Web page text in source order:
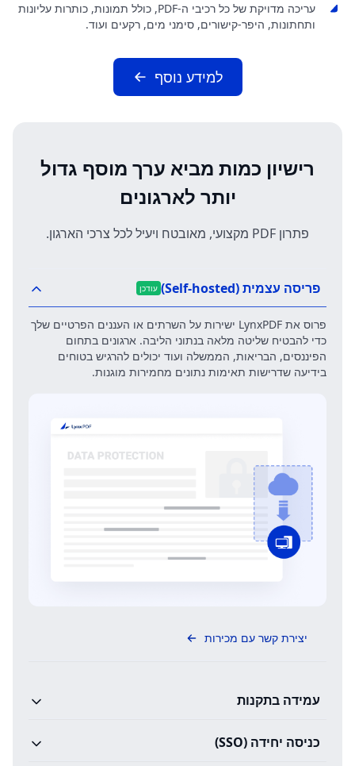
עריכה מדויקת של כל רכיבי ה-PDF, כולל תמונות, כותרות עליונות
ותחתונות, היפר-קישורים, סימני מים, רקעים ועוד.
למידע נוסף
רישיון כמות מביא ערך מוסף גדול
יותר לארגונים
פתרון PDF מקצועי, מאובטח ויעיל לכל צרכי הארגון.
פריסה עצמית (Self-hosted) עודכן
פרוס את LynxPDF ישירות על השרתים או העננים הפרטיים שלך
כדי להבטיח שליטה מלאה בנתוני הליבה. ארגונים בתחום
הפיננסים, הבריאות, הממשלה ועוד יכולים להרגיש בטוחים
בידיעה שדרישות תאימות נתונים מחמירות מוגנות.
יצירת קשר עם מכירות
עמידה בתקנות
כניסה יחידה (SSO)